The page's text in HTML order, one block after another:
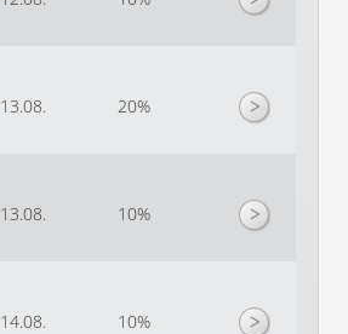
13.08. 20%
13.08. 10%
14.08. 10%